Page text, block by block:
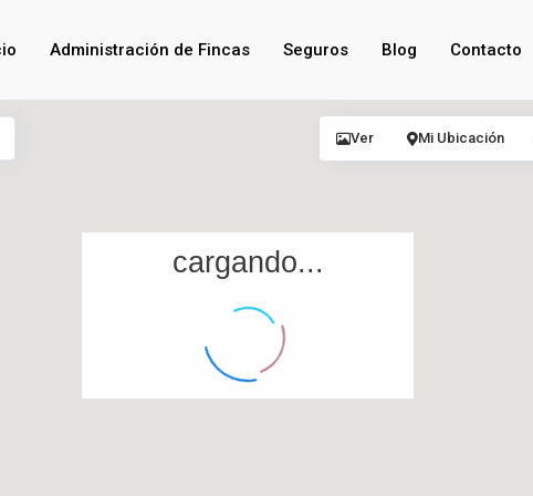
Administración de Fincas Seguros Blog Contacto
cargando...
Ver Mi Ubicación